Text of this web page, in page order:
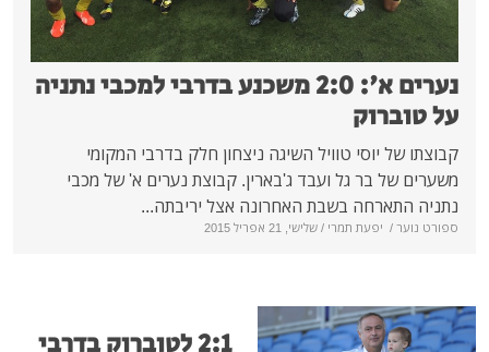
נערים א': 2:0 משכנע בדרבי למכבי נתניה
יוסי טוויל השיגה ניצחון חלק בדרבי המקומי
בר גל ועבד ג'בארין. קבוצת נערים א' של מכבי
בשבת האחרונה אצל יריבתה...
יפעת תמרי/ שלישי, 21 אפריל 2015
2:1 לטוברוק בדרבי